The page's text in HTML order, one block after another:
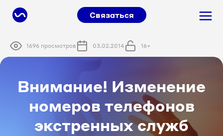
Связаться
1696 просмотров 03.02.2014 16+
Внимание! Изменение
номеров телефонов
экстренных служб